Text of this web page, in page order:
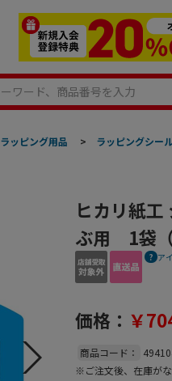
ラッピング用品 > ラッピングシー
ヒカリ紙
ぶ用 1袋（
ア
価格： ￥
商品コード：
※ご注文後、在庫が